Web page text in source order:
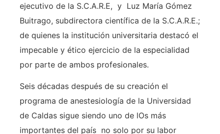
ejecutivo de la S.C.A.R.E, y Luz María Gómez
Buitrago, subdirectora científica de la S.C.A.R.E.;
de quienes la institución universitaria destacó el
impecable y ético ejercicio de la especialidad
por parte de ambos profesionales.
Seis décadas después de su creación el
programa de anestesiología de la Universidad
de Caldas sigue siendo uno de lOs más
importantes del país no solo por su labor